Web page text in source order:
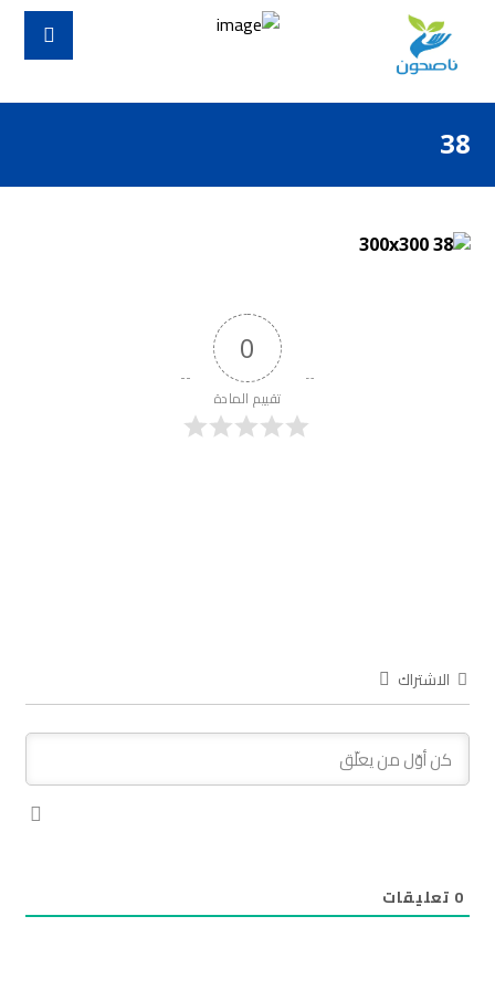
38
0
تقييم المادة
الاشتراك
0 تعليقات